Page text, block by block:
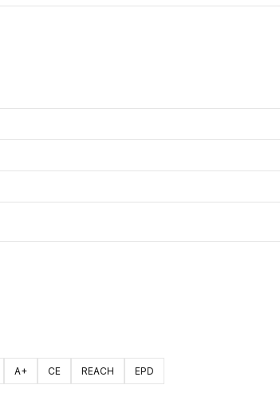
A+ CE REACH EPD